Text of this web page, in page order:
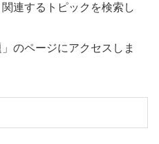
連するトピックを検索し
のページにアクセスしま